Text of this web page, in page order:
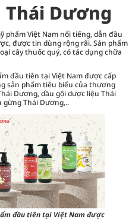
Dương
phẩm Việt Nam nổi tiếng, dẫn đầu
được tin dùng rộng rãi. Sản phẩm
cây thuốc quý, có tác dụng chữa
đầu tiên tại Việt Nam được cấp
sản phẩm tiêu biểu của thương
Dương, dầu gội dược liệu Thái
gừng Thái Dương,..
đầu tiên tại Việt Nam được